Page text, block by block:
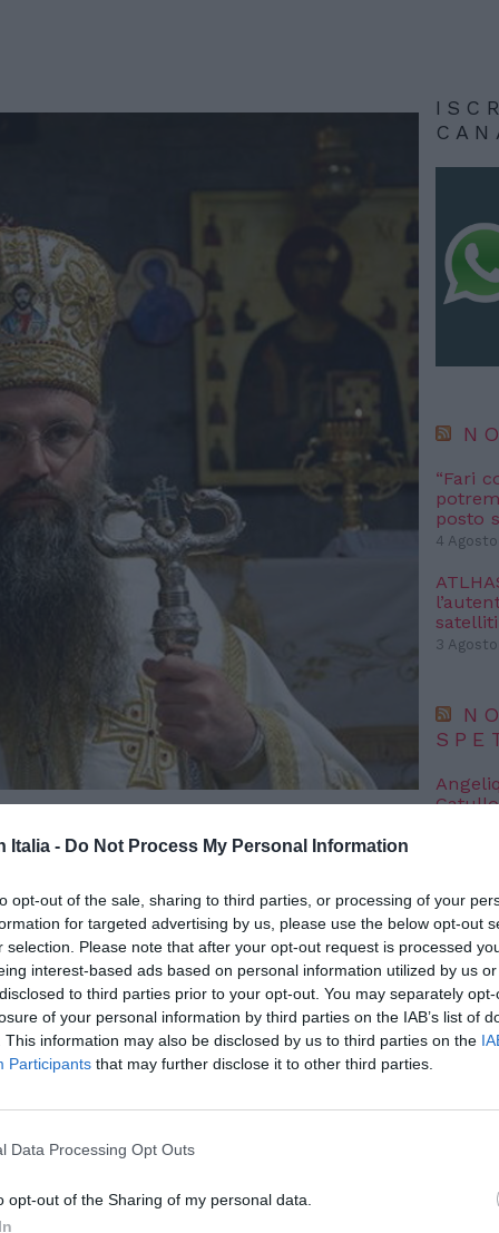
Italia - Do Not Process My Personal Information
opt-out of the sale, sharing to third parties, or processing of your
for targeted advertising by us, please use the below opt-out
selection. Please note that after your opt-out request is processed
interest-based ads based on personal information utilized by us
to third parties prior to your opt-out. You may separately
of your personal information by third parties on the IAB’s list of
This information may also be disclosed by us to third parties on the
Participants that may further disclose it to other third parties.
Data Processing Opt Outs
opt-out of the Sharing of my personal data.
16 febbraio 2021 si sono svolti i lavori
Congresso della Diocesi Ortodossa
“Fari
posto
4
satelliti
3
con i
4